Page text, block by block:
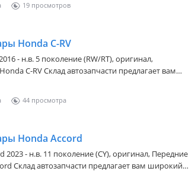
19
Honda C-RV
- н.в. 5 поколение (RW/RT), оригинал,
C-RV Склад автозапчасти предлагает вам
запчасти!
44
Honda Accord
2023 - н.в. 11 поколение (CY), оригинал, Передние
Склад автозапчасти предлагает вам широкий